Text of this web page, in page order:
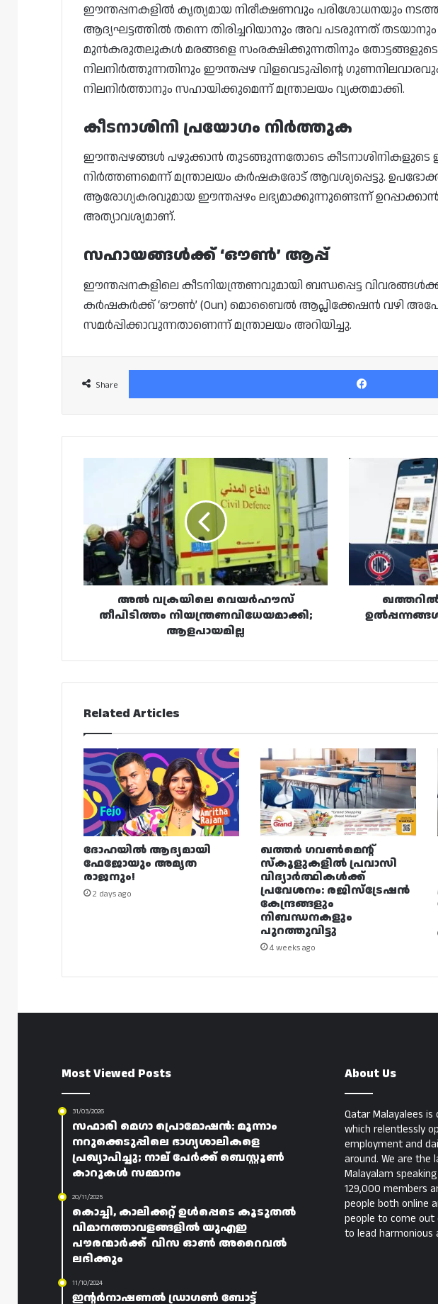
ഈന്തപ്പനകളിൽ കൃത്യമായ നിരീക്ഷണവും പരിശോധനയും
ആദ്യഘട്ടത്തിൽ തന്നെ തിരിച്ചറിയാനും അവ പടരുന്നത്
മുൻകരുതലുകൾ മരങ്ങളെ സംരക്ഷിക്കുന്നതിനും
നിലനിർത്തുന്നതിനും ഈന്തപ്പഴ വിളവെടുപ്പിന്റെ
നിലനിർത്താനും സഹായിക്കുമെന്ന് മന്ത്രാലയം വ്യക്തമാക്കി.
കീടനാശിനി പ്രയോഗം നിർത്തുക
ഈന്തപ്പഴങ്ങൾ പഴുക്കാൻ തുടങ്ങുന്നതോടെ കീടനാശിനികളുടെ
നിർത്തണമെന്ന് മന്ത്രാലയം കർഷകരോട് ആവശ്യപ്പെട്ടു.
ആരോഗ്യകരവുമായ ഈന്തപ്പഴം ലഭ്യമാക്കുന്നുണ്ടെന്ന്
അത്യാവശ്യമാണ്.
സഹായങ്ങൾക്ക് ‘ഔൺ’ ആപ്പ്
ഈന്തപ്പനകളിലെ കീടനിയന്ത്രണവുമായി ബന്ധപ്പെട്ട
കർഷകർക്ക് ‘ഔൺ’ (Oun) മൊബൈൽ ആപ്ലിക്കേഷൻ വഴി
സമർപ്പിക്കാവുന്നതാണെന്ന് മന്ത്രാലയം അറിയിച്ചു.
Share
നിയന്ത്രണവിധേയമാക്കി;
ആളപായമില്ല
അൽ വക്രയിലെ വെയർഹൗസ്
തീപിടിത്തം നിയന്ത്രണവിധേയമാക്കി;
ആളപായമില്ല
ഉൽപ്പന്നങ്ങൾ
ആപ്പിലൂടെ
വാങ്ങാം
ഖത്തറിൽ
Related Articles
ദോഹയിൽ ആദ്യമായി
ഫേജോയും അമൃത
രാജനും!
2 days ago
ഖത്തർ ഗവൺമെന്റ്
സ്കൂളുകളിൽ പ്രവാസി
വിദ്യാർത്ഥികൾക്ക്
പ്രവേശനം: രജിസ്ട്രേഷൻ
കേന്ദ്രങ്ങളും
നിബന്ധനകളും
പുറത്തുവിട്ടു
4 weeks ago
Most Viewed Posts
31/03/2026
സഫാരി മെഗാ പ്രൊമോഷൻ: മൂന്നാം
നറുക്കെടുപ്പിലെ ഭാഗ്യശാലികളെ
പ്രഖ്യാപിച്ചു; നാല് പേർക്ക് ബെസ്റ്റൂൺ
കാറുകൾ സമ്മാനം
20/11/2025
കൊച്ചി, കാലിക്കറ്റ് ഉൾപ്പെടെ കൂടുതൽ
വിമാനത്താവളങ്ങളിൽ യുഎഇ
പൗരന്മാർക്ക് വിസ ഓൺ അറൈവൽ
ലഭിക്കും
11/10/2024
ഇന്റർനാഷണൽ ഡ്രാഗൺ ബോട്ട്
About Us
Qatar Malayalees
which relentlessly
employment and
around. We are the
Malayalam
129,000 members
people both online
people to come out
to lead harmonious